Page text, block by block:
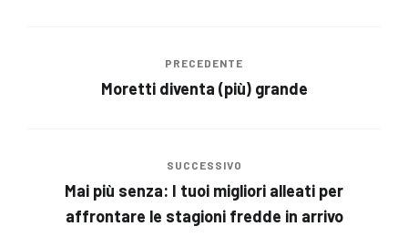
PRECEDENTE
Moretti diventa (più) grande
SUCCESSIVO
Mai più senza: I tuoi migliori alleati per
affrontare le stagioni fredde in arrivo